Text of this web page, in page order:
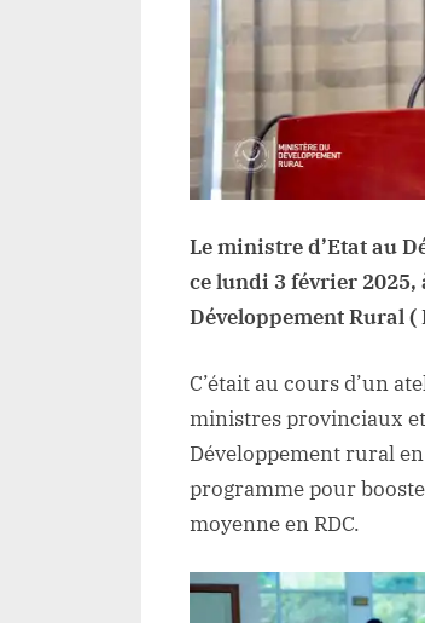
Le ministre d’Etat au
ce lundi 3 février 2025,
Développement Rural (
C’était au cours d’un
ministres provinciaux
Développement rural
programme pour
moyenne en RDC.